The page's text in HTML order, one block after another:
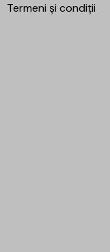
Termeni și condiții